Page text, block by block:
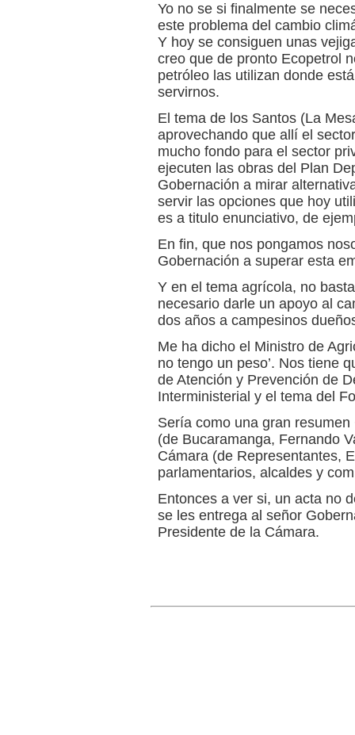
Yo no se si finalmente se
este problema del cambio
Y hoy se consiguen unas
creo que de pronto Ecopetrol
petróleo las utilizan donde
servirnos.
El tema de los Santos (La
aprovechando que allí el
mucho fondo para el sector
ejecuten las obras del Plan
Gobernación a mirar
servir las opciones que hoy
es a titulo enunciativo, de
En fin, que nos pongamos
Gobernación a superar esta
Y en el tema agrícola, no
necesario darle un apoyo al
dos años a campesinos
Me ha dicho el Ministro de
no tengo un peso’. Nos tiene
de Atención y Prevención de
Interministerial y el tema del
Sería como una gran
(de Bucaramanga, Fernando
Cámara (de Representantes,
parlamentarios, alcaldes y
Entonces a ver si, un acta no
se les entrega al señor
Presidente de la Cámara.